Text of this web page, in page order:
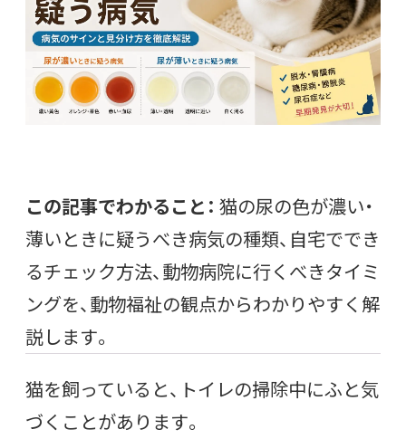
この記事でわかること： 猫の尿の色が濃い・
薄いときに疑うべき病気の種類、自宅ででき
るチェック方法、動物病院に行くべきタイミ
ングを、動物福祉の観点からわかりやすく解
説します。
猫を飼っていると、トイレの掃除中にふと気
づくことがあります。